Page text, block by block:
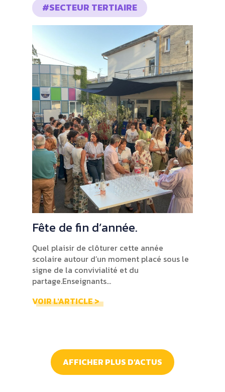
#SECTEUR TERTIAIRE
Fête de fin d’année.
Quel plaisir de clôturer cette année
scolaire autour d’un moment placé sous le
signe de la convivialité et du
partage.Enseignants...
VOIR L'ARTICLE >
AFFICHER PLUS D'ACTUS